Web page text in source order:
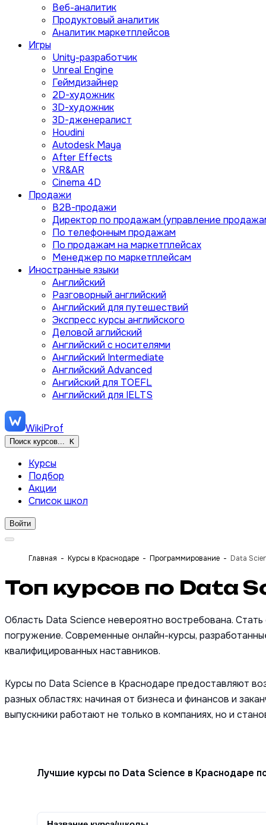
Веб-аналитик
Продуктовый аналитик
Аналитик маркетплейсов
Игры
Unity-разработчик
Unreal Engine
Геймдизайнер
2D-художник
3D-художник
3D-дженералист
Houdini
Autodesk Maya
After Effects
VR&AR
Cinema 4D
Продажи
B2B-продажи
Директор по продажам (управление
По телефонным продажам
По продажам на маркетплейсах
Менеджер по маркетплейсам
Иностранные языки
Английский
Разговорный английский
Английский для путешествий
Экспресс курсы английского
Деловой аглийский
Английский с носителями
Английский Intermediate
Английский Advanced
Ангийский для TOEFL
Английский для IELTS
WikiProf
Поиск курсов... K
Курсы
Подбор
Акции
Список школ
Войти
Главная Курсы в Краснодаре Программирование Data
Топ курсов по Data
Область Data Science невероятно востребована.
погружение. Современные онлайн-курсы,
квалифицированных наставников.
Курсы по Data Science в Краснодаре предоставляют
разных областях: начиная от бизнеса и финансов и
выпускники работают не только в компаниях, но и
Лучшие курсы по Data Science в Краснодаре